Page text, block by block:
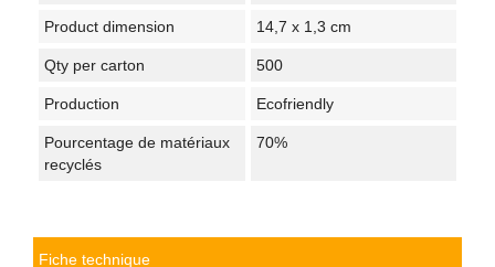
Product dimension 14,7 x 1,3 cm
Qty per carton 500
Production Ecofriendly
Pourcentage de matériaux
recyclés
70%
Fiche technique